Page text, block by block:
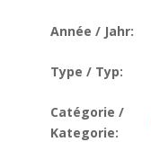
Année / Jahr:
Type / Typ:
Catégorie /
Kategorie: